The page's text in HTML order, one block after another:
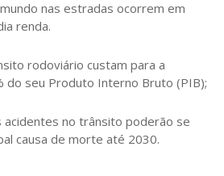
nas estradas ocorrem em
renda.
rodoviário custam para a
do seu Produto Interno Bruto (PIB);
acidentes no trânsito poderão se
causa de morte até 2030.